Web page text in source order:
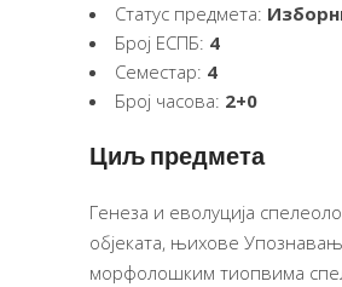
Статус предмета:
Број ЕСПБ: 4
Семестар: 4
Број часова: 2+0
Циљ предмета
Генеза и еволуција
објеката, њихове
морфолошким тиопвима